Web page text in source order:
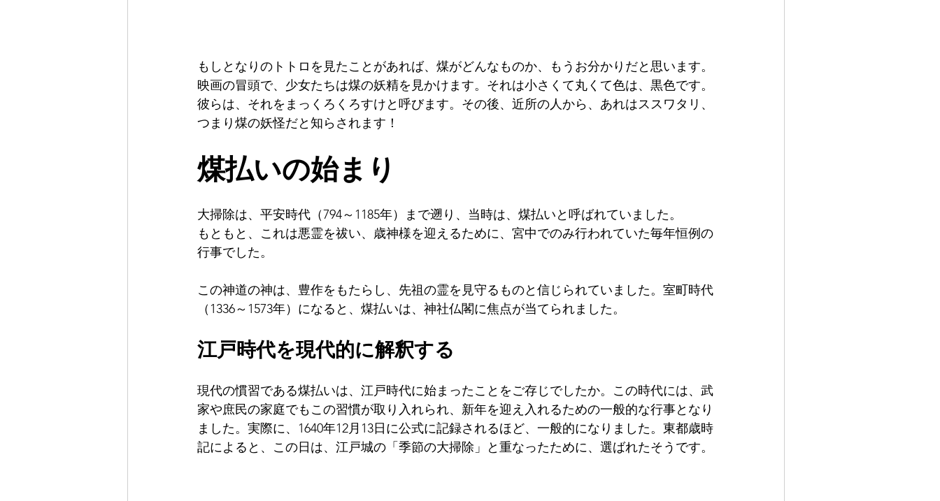
もしとなりのトトロを見たことがあれば、煤がどんなものか、もうお分かりだと思います。
映画の冒頭で、少女たちは煤の妖精を見かけます。それは小さくて丸くて色は、黒色です。
彼らは、それをまっくろくろすけと呼びます。その後、近所の人から、あれはススワタリ、
つまり煤の妖怪だと知らされます！
煤払いの始まり
大掃除は、平安時代（794～1185年）まで遡り、当時は、煤払いと呼ばれていました。
もともと、これは悪霊を祓い、歳神様を迎えるために、宮中でのみ行われていた毎年恒例の
行事でした。
この神道の神は、豊作をもたらし、先祖の霊を見守るものと信じられていました。室町時代
（1336～1573年）になると、煤払いは、神社仏閣に焦点が当てられました。
江戸時代を現代的に解釈する
現代の慣習である煤払いは、江戸時代に始まったことをご存じでしたか。この時代には、武
家や庶民の家庭でもこの習慣が取り入れられ、新年を迎え入れるための一般的な行事となり
ました。実際に、1640年12月13日に公式に記録されるほど、一般的になりました。東都歳時
記によると、この日は、江戸城の「季節の大掃除」と重なったために、選ばれたそうです。